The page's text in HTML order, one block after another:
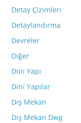
Detay Çizimleri
Detaylandırma
Devreler
Diğer
Dini Yapı
Dini Yapılar
Dış Mekan
Dış Mekan Dwg